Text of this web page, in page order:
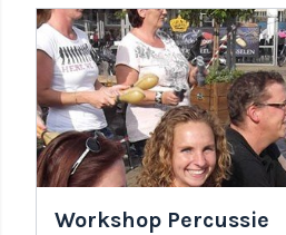
Workshop Percussie